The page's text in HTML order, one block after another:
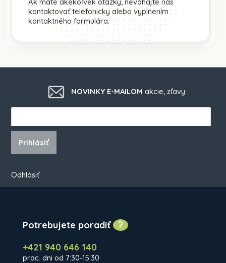
kontaktovať telefonicky alebo vyplnením
kontaktného formulára.
NOVINKY E-MAILOM akcie, zľavy
Prihlásiť
Odhlásiť
Potrebujete poradiť?
+421 940 646 140
prac. dni od 7:30-15:30